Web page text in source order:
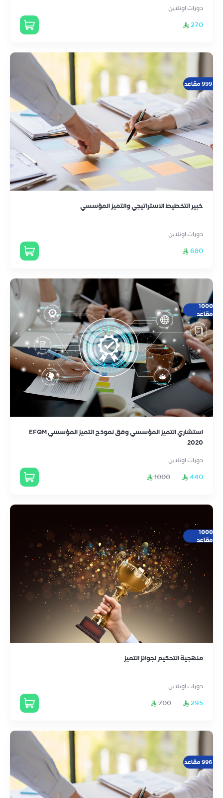
دورات اونلاين
270
999 مقاعد
خبير التخطيط الاستراتيجي والتميز المؤسسي
دورات اونلاين
680
1000
مقاعد
استشاري التميز المؤسسي وفق نموذج التميز المؤسسي EFQM
2020
دورات اونلاين
440
1000
1000
مقاعد
منهجية التحكيم لجوائز التميز
دورات اونلاين
295
700
996 مقاعد